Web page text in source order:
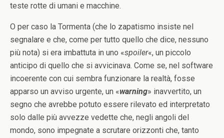
teste rotte di umani e macchine.
O per caso la Tormenta (che lo zapatismo insiste nel
segnalare e che, come per tutto quello che dice, nessuno
più nota) si era imbattuta in uno «spoiler«, un piccolo
anticipo di quello che si avvicinava. Come se, nel software
incoerente con cui sembra funzionare la realtà, fosse
apparso un avviso urgente, un «warning» inavvertito, un
segno che avrebbe potuto essere rilevato ed interpretato
solo dalle più avvezze vedette che, negli angoli del
mondo, sono impegnate a scrutare orizzonti che, tanto